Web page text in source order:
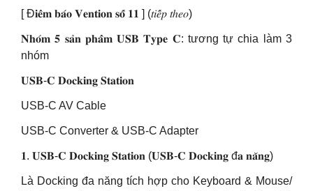
[ Đ𝐢𝐞̂̉𝐦 𝐛𝐚́𝐨 𝐕𝐞𝐧𝐭𝐢𝐨𝐧 𝐬𝐨̂́ 𝟏𝟏 ] (𝑡𝑖𝑒̂́𝑝 𝑡ℎ𝑒𝑜)
𝐍𝐡𝐨́𝐦 𝟓 𝐬𝐚̉𝐧 𝐩𝐡𝐚̂̉𝐦 𝐔𝐒𝐁 𝐓𝐲𝐩𝐞 𝐂: tương tự chia làm 3
nhóm
𝐔𝐒𝐁-𝐂 𝐃𝐨𝐜𝐤𝐢𝐧𝐠 𝐒𝐭𝐚𝐭𝐢𝐨𝐧
USB-C AV Cable
USB-C Converter & USB-C Adapter
𝟏. 𝐔𝐒𝐁-𝐂 𝐃𝐨𝐜𝐤𝐢𝐧𝐠 𝐒𝐭𝐚𝐭𝐢𝐨𝐧 (𝐔𝐒𝐁-𝐂 𝐃𝐨𝐜𝐤𝐢𝐧𝐠 đ𝐚 𝐧𝐚̆𝐧𝐠)
Là Docking đa năng tích hợp cho Keyboard & Mouse/